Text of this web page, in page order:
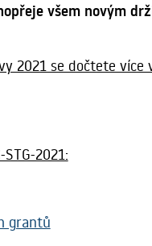
všem novým
2021 se dočtete
2021:
grantů